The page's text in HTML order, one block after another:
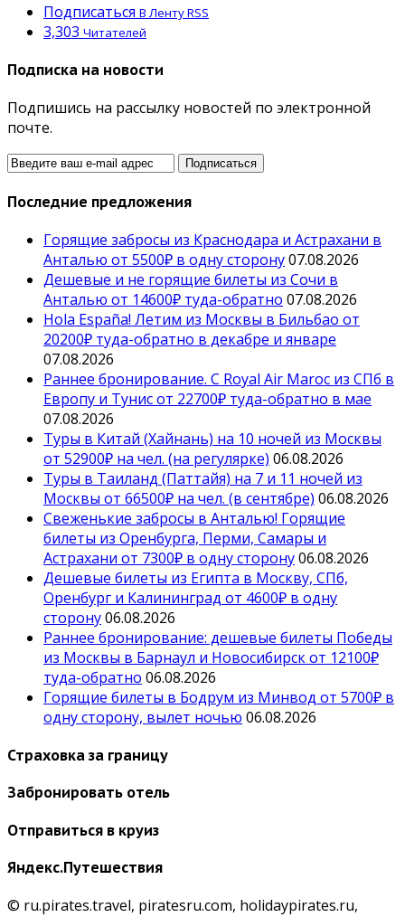
Подписаться В Ленту RSS
3,303 Читателей
Подписка на новости
Подпишись на рассылку новостей по электронной
почте.
Последние предложения
Горящие забросы из Краснодара и Астрахани в
Анталью от 5500₽ в одну сторону07.08.2026
Дешевые и не горящие билеты из Сочи в
Анталью от 14600₽ туда-обратно 07.08.2026
Hola España! Летим из Москвы в Бильбао от
20200₽ туда-обратно в декабре и январе
07.08.2026
Раннее бронирование. С Royal Air Maroc из СПб в
Европу и Тунис от 22700₽ туда-обратно в мае
07.08.2026
Туры в Китай (Хайнань) на 10 ночей из Москвы
от 52900₽ на чел. (на регулярке) 06.08.2026
Туры в Таиланд (Паттайя) на 7 и 11 ночей из
Москвы от 66500₽ на чел. (в сентябре) 06.08.2026
Свеженькие забросы в Анталью! Горящие
билеты из Оренбурга, Перми, Самары и
Астрахани от 7300₽ в одну сторону06.08.2026
Дешевые билеты из Египта в Москву, СПб,
Оренбург и Калининград от 4600₽ в одну
сторону06.08.2026
Раннее бронирование: дешевые билеты Победы
из Москвы в Барнаул и Новосибирск от 12100₽
туда-обратно 06.08.2026
Горящие билеты в Бодрум из Минвод от 5700₽ в
одну сторону, вылет ночью 06.08.2026
Страховка за границу
Забронировать отель
Отправиться в круиз
Яндекс.Путешествия
© ru.pirates.travel, piratesru.com, holidaypirates.ru,